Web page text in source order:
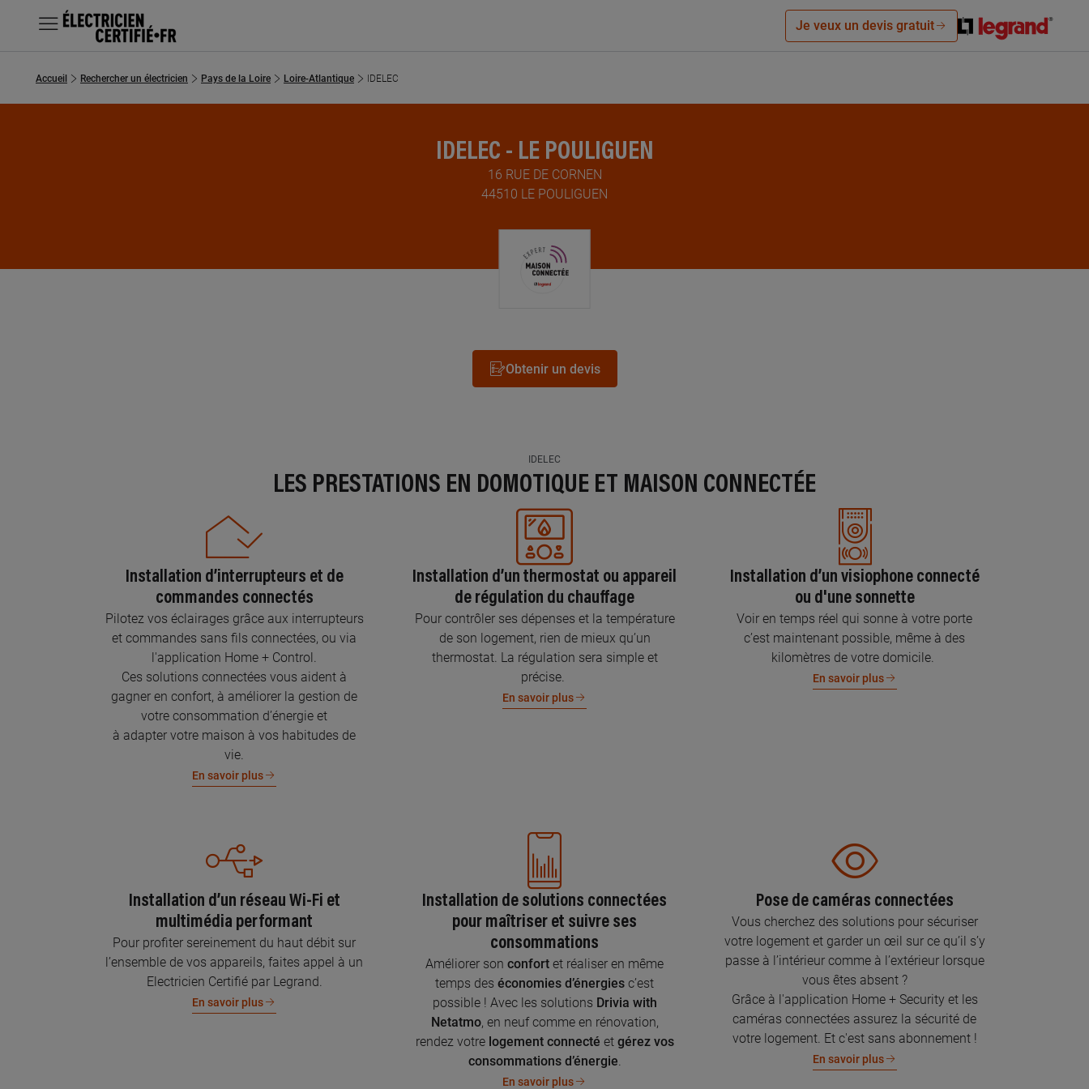
MENU
Chercher un électricien
Je veux un devis gratuit
Accueil Rechercher un électricien Pays de la Loire Loire-Atlantique IDELEC
IDELEC - LE POULIGUEN
16 RUE DE CORNEN
44510 LE POULIGUEN
Obtenir un devis
IDELEC
LES PRESTATIONS EN DOMOTIQUE ET MAISON CONNECTÉE
Installation d’interrupteurs et de
commandes connectés
Pilotez vos éclairages grâce aux interrupteurs
et commandes sans fils connectées, ou via
l'application Home + Control.
Ces solutions connectées vous aident à
gagner en confort, à améliorer la gestion de
votre consommation d’énergie et
à adapter votre maison à vos habitudes de
vie.
En savoir plus
Installation d’un thermostat ou appareil
de régulation du chauffage
Pour contrôler ses dépenses et la température
de son logement, rien de mieux qu’un
thermostat. La régulation sera simple et
précise.
En savoir plus
Installation d’un visiophone connecté
ou d'une sonnette
Voir en temps réel qui sonne à votre porte
c’est maintenant possible, même à des
kilomètres de votre domicile.
En savoir plus
Installation d’un réseau Wi-Fi et
multimédia performant
Pour profiter sereinement du haut débit sur
l’ensemble de vos appareils, faites appel à un
Electricien Certifié par Legrand.
En savoir plus
Installation de solutions connectées
pour maîtriser et suivre ses
consommations
Améliorer son confort et réaliser en même
temps des économies d’énergies c’est
possible ! Avec les solutions Drivia with
Netatmo, en neuf comme en rénovation,
rendez votre logement connecté et gérez vos
consommations d’énergie.
En savoir plus
Pose de caméras connectées
Vous cherchez des solutions pour sécuriser
votre logement et garder un œil sur ce qu’il s’y
passe à l’intérieur comme à l’extérieur lorsque
vous êtes absent ?
Grâce à l'application Home + Security et les
caméras connectées assurez la sécurité de
votre logement. Et c'est sans abonnement !
En savoir plus